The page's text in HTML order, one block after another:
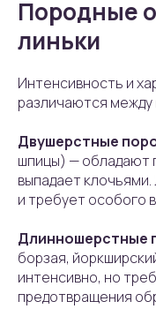
Породные
линьки
Интенсивность и
различаются
Двушерстные
шпицы) — обладают
выпадает
и требует особого
Длинношерстные
борзая,
интенсивно, но
предотвращения